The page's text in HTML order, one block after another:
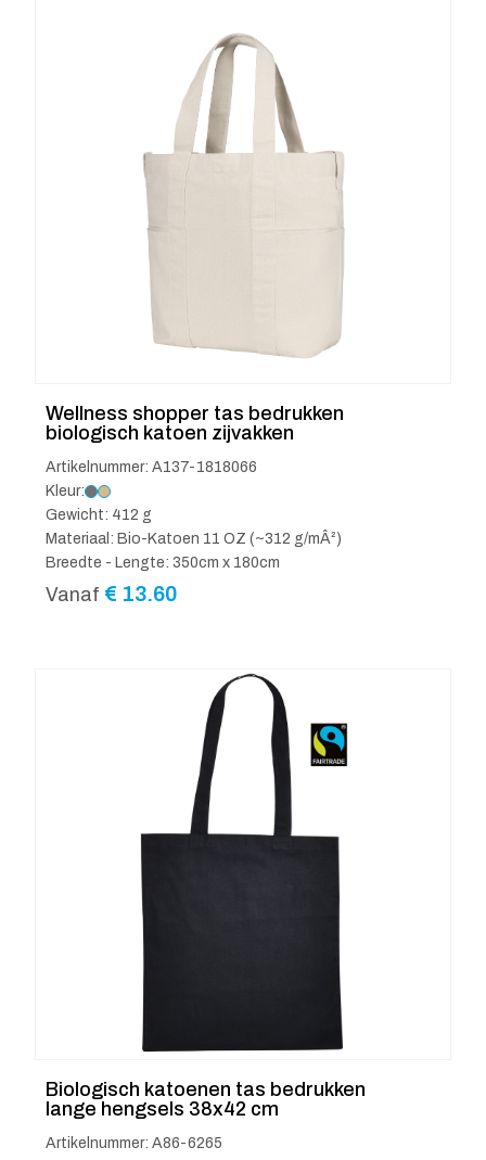
Wellness shopper tas bedrukken
biologisch katoen zijvakken
Artikelnummer: A137-1818066
Kleur:
Gewicht: 412 g
Materiaal: Bio-Katoen 11 OZ (~312 g/mÂ²)
Breedte - Lengte: 350cm x 180cm
Vanaf € 13.60
Biologisch katoenen tas bedrukken
lange hengsels 38x42 cm
Artikelnummer: A86-6265